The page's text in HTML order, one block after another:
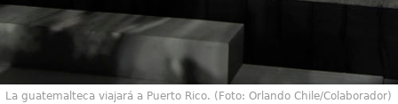
La guatemalteca viajará a Puerto Rico. (Foto: Orlando Chile/Colaborador)